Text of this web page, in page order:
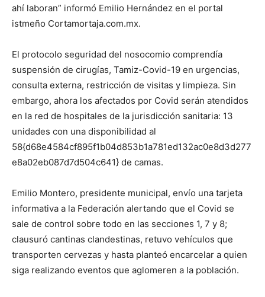
ahí laboran” informó Emilio Hernández en el portal
istmeño Cortamortaja.com.mx.
El protocolo seguridad del nosocomio comprendía
suspensión de cirugías, Tamiz-Covid-19 en urgencias,
consulta externa, restricción de visitas y limpieza. Sin
embargo, ahora los afectados por Covid serán atendidos
en la red de hospitales de la jurisdicción sanitaria: 13
unidades con una disponibilidad al
58{d68e4584cf895f1b04d853b1a781ed132ac0e8d3d277
e8a02eb087d7d504c641} de camas.
Emilio Montero, presidente municipal, envío una tarjeta
informativa a la Federación alertando que el Covid se
sale de control sobre todo en las secciones 1, 7 y 8;
clausuró cantinas clandestinas, retuvo vehículos que
transporten cervezas y hasta planteó encarcelar a quien
siga realizando eventos que aglomeren a la población.